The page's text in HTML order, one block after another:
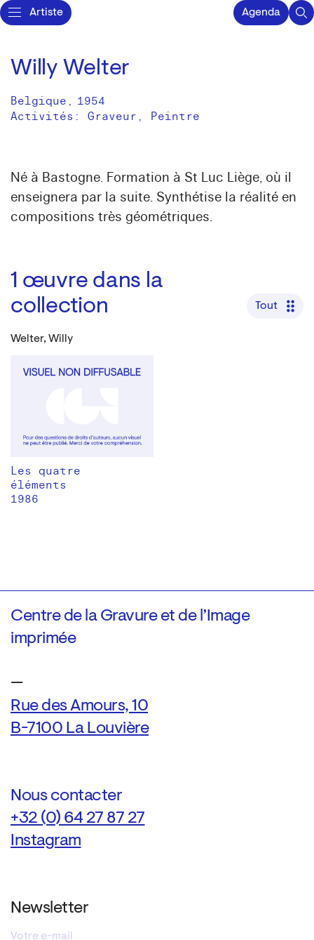
Artiste Agenda
Willy Welter
Belgique , 1954
Activités: Graveur Peintre
Né à Bastogne. Formation à St Luc Liège, où il
enseignera par la suite. Synthétise la réalité en
compositions très géométriques.
1 œuvre dans la
collection
Tout
Welter, Willy
Les quatre
éléments
1986
Centre de la Gravure et de l’Image
imprimée
—
Rue des Amours, 10
B-7100 La Louvière
Nous contacter
+32 (0) 64 27 87 27
Instagram
Newsletter